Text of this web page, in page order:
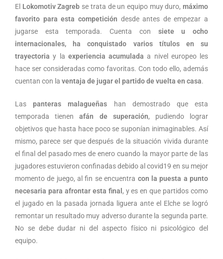
El Lokomotiv Zagreb se trata de un equipo muy duro,máximo
favorito para esta competición desde antes de empezar a
jugarse esta temporada. Cuenta con siete u ocho
internacionales, ha conquistado varios títulos en su
trayectoria y la experiencia acumulada a nivel europeo les
hace ser consideradas como favoritas. Con todo ello, además
cuentan con la ventaja de jugar el partido de vuelta en casa.
Laspanteras malagueñas han demostrado que esta
temporada tienenafán de superación, pudiendo lograr
objetivos que hasta hace poco se suponían inimaginables. Así
mismo, parece ser que después de la situación vivida durante
el final del pasado mes de enero cuando la mayor parte de las
jugadores estuvieron confinadas debido al covid19 en su mejor
momento de juego, al fin se encuentra con la puesta a punto
necesaria para afrontar esta final , y es en que partidos como
el jugado en la pasada jornada liguera ante el Elche se logró
remontar un resultado muy adverso durante la segunda parte.
No se debe dudar ni del aspecto físico ni psicológico del
equipo.